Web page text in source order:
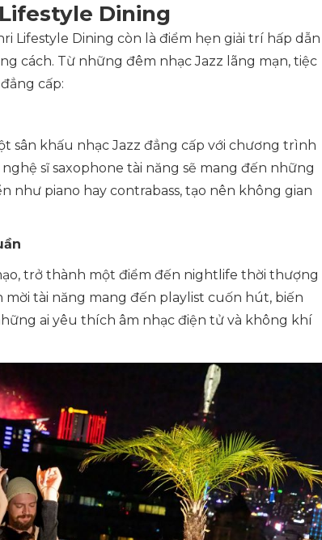
Dining
Lifestyle Dining còn là điểm hẹn giải trí hấp dẫn
cách. Từ những đêm nhạc Jazz lãng mạn, tiệc
cấp:
sân khấu nhạc Jazz đẳng cấp với chương trình
sĩ saxophone tài năng sẽ mang đến những
như piano hay contrabass, tạo nên không gian
trở thành một điểm đến nightlife thời thượng
tài năng mang đến playlist cuốn hút, biến
ai yêu thích âm nhạc điện tử và không khí